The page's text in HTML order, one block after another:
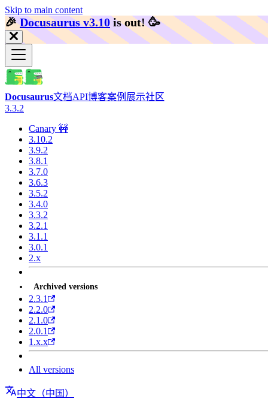
Skip to main content
🎉️Docusaurus v3.10 is out! 🥳️
Docusaurus文档API博客案例展示社区
3.3.2
Canary 🚧
3.10.2
3.9.2
3.8.1
3.7.0
3.6.3
3.5.2
3.4.0
3.3.2
3.2.1
3.1.1
3.0.1
2.x
Archived versions
2.3.1
2.2.0
2.1.0
2.0.1
1.x.x
All versions
中文（中国）